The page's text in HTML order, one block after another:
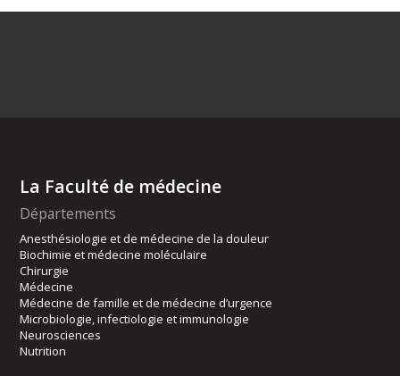
La Faculté de médecine
Départements
Anesthésiologie et de médecine de la douleur
Biochimie et médecine moléculaire
Chirurgie
Médecine
Médecine de famille et de médecine d’urgence
Microbiologie, infectiologie et immunologie
Neurosciences
Nutrition